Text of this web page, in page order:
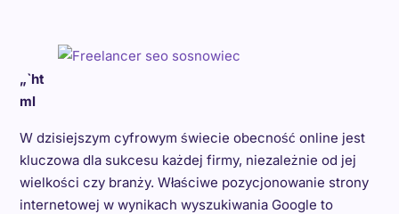
„`ht
ml
W dzisiejszym cyfrowym świecie obecność online jest
kluczowa dla sukcesu każdej firmy, niezależnie od jej
wielkości czy branży. Właściwe pozycjonowanie strony
internetowej w wynikach wyszukiwania Google to